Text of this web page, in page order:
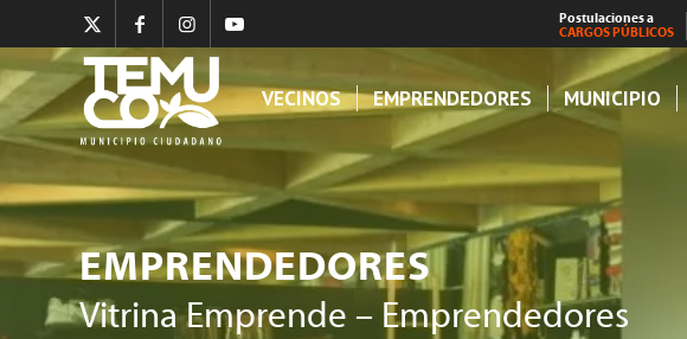
Postulaciones a
CARGOS PÚBLICOS
VECINOS EMPRENDEDORES MUNICIPIO
EMPRENDEDORES
Vitrina Emprende – Emprendedores